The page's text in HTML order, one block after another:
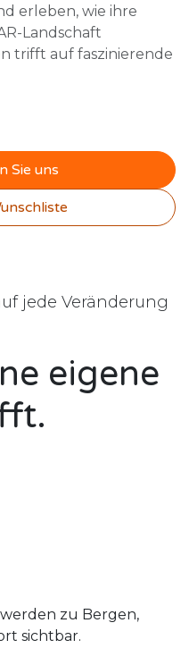
erleben, wie ihre
Landschaft
trifft auf faszinierende
Sie uns
jede Veränderung
eigene
zu Bergen,
sichtbar.